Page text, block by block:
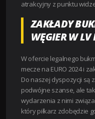
atrakcyjny z punktu
ZAKŁADY
WĘGIER W LV
W ofercie legalnego
mecze na EURO 2024 i
Do naszej dyspozycji są
podwójne szanse, ale
wydarzenia z nimi
który piłkarz zdobędzie